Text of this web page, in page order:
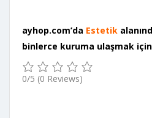
ayhop.com’da Estetik
binlerce kuruma ulaşmak için
0/5 (0 Reviews)